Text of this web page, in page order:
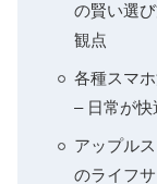
の賢い選
観点
各種スマ
– 日常が
アップル
のライフ